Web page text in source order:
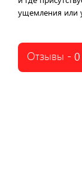
ущемления или
Отзывы - 0